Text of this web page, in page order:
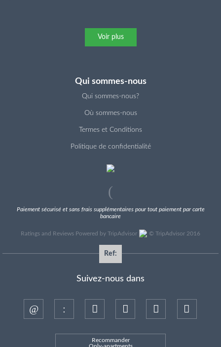
Voir plus
Qui sommes-nous
Qui sommes-nous?
Où sommes-nous
Termes et Conditions
Politique de confidentialité
Paiement sécurisé et sans frais supplémentaires pour tout paiement par carte
bancaire
Ratings and Reviews Powered by TripAdvisor © TripAdvisor 2016
Ref:
Suivez-nous dans
Recommander